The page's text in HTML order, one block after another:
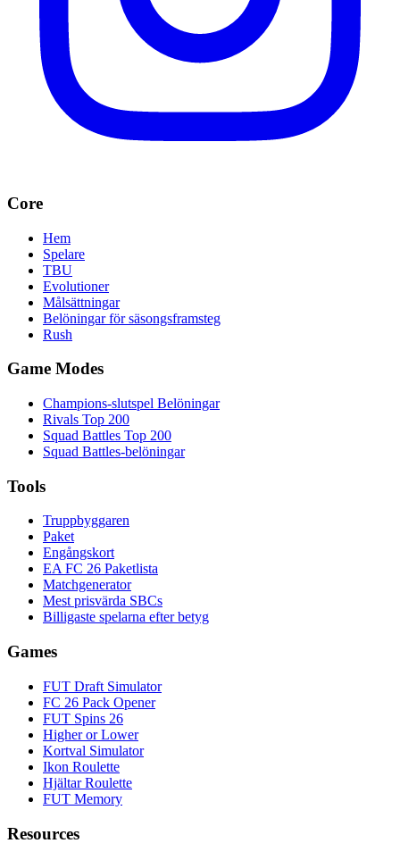
Core
Hem
Spelare
TBU
Evolutioner
Målsättningar
Belöningar för säsongsframsteg
Rush
Game Modes
Champions-slutspel Belöningar
Rivals Top 200
Squad Battles Top 200
Squad Battles-belöningar
Tools
Truppbyggaren
Paket
Engångskort
EA FC 26 Paketlista
Matchgenerator
Mest prisvärda SBCs
Billigaste spelarna efter betyg
Games
FUT Draft Simulator
FC 26 Pack Opener
FUT Spins 26
Higher or Lower
Kortval Simulator
Ikon Roulette
Hjältar Roulette
FUT Memory
Resources